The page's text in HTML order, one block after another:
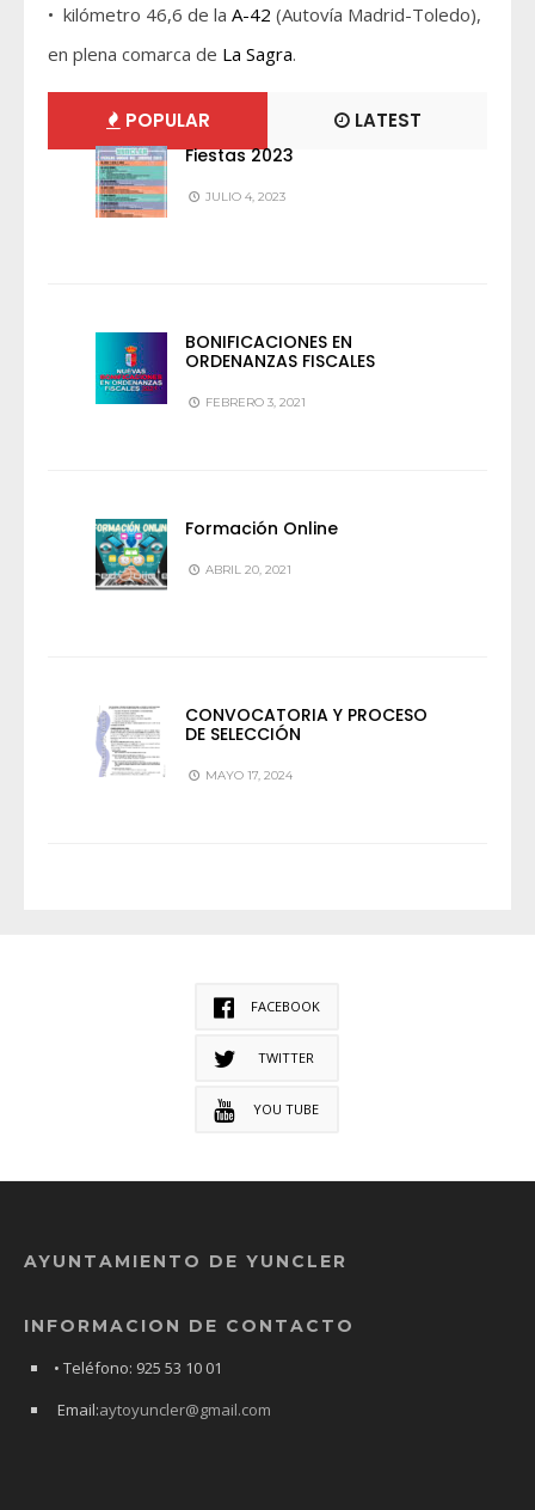
• kilómetro 46,6 de la A-42 (Autovía Madrid-Toledo),
en plena comarca de La Sagra.
POPULAR LATEST
Fiestas 2023
JULIO 4, 2023
BONIFICACIONES EN
ORDENANZAS FISCALES
FEBRERO 3, 2021
Formación Online
ABRIL 20, 2021
CONVOCATORIA Y PROCESO
DE SELECCIÓN
MAYO 17, 2024
FACEBOOK
TWITTER
YOU TUBE
AYUNTAMIENTO DE YUNCLER
INFORMACION DE CONTACTO
• Teléfono: 925 53 10 01
Email:aytoyuncler@gmail.com